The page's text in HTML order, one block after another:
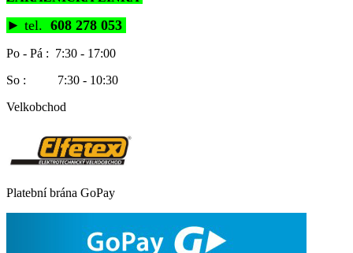
► tel. 608 278 053
Po - Pá : 7:30 - 17:00
So : 7:30 - 10:30
Velkobchod
Platební brána GoPay